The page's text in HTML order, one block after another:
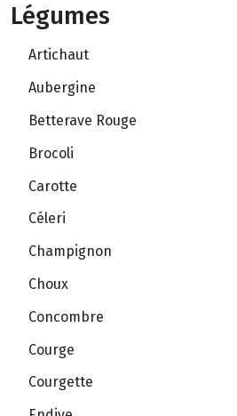
Légumes
Artichaut
Aubergine
Betterave Rouge
Brocoli
Carotte
Céleri
Champignon
Choux
Concombre
Courge
Courgette